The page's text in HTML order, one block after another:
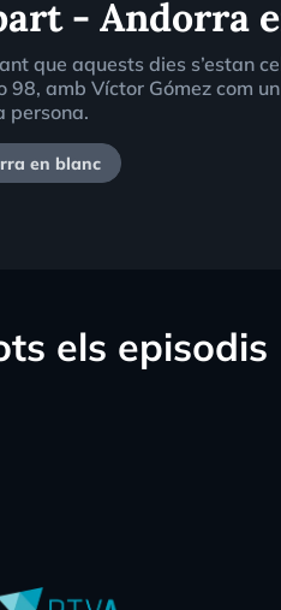
- Andorra
que aquests dies s’estan
98, amb Víctor Gómez com
persona.
en blanc
els episodis